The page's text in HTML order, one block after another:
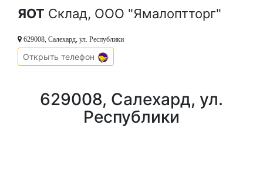
ЯОТ Склад, ООО "Ямалоптторг"
629008, Салехард, ул. Республики
Открыть телефон
629008, Салехард, ул.
Республики